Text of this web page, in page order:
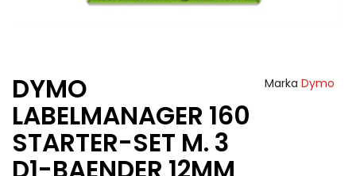
DYMO
LABELMANAGER 160
STARTER-SET M. 3
Marka Dymo